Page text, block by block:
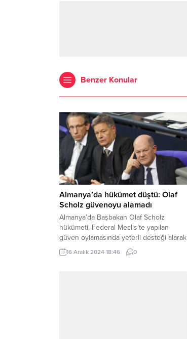
Benzer Konular
Almanya’da hükümet düştü: Olaf
Scholz güvenoyu alamadı
Almanya’da Başbakan Olaf Scholz
hükümeti, Federal Meclis’te yapılan
güven oylamasında yeterli desteği alarak
güvenoyu kazanamadı. 16 Aralık 2024,
20:46 yayınlandı ANKARA-BHA
16 Aralık 2024 18:46 0